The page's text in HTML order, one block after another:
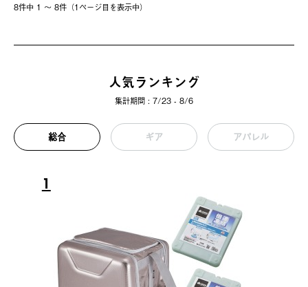
8件中 1 〜 8件（1ページ⽬を表⽰中）
人気ランキング
集計期間 : 7/23 - 8/6
総合 ギア アパレル
1